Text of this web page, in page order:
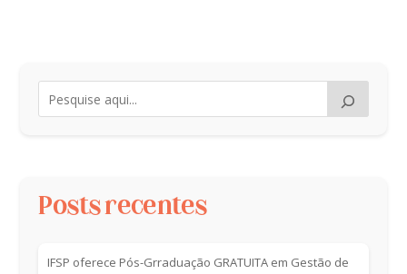
Posts recentes
IFSP oferece Pós-Grraduação GRATUITA em Gestão de